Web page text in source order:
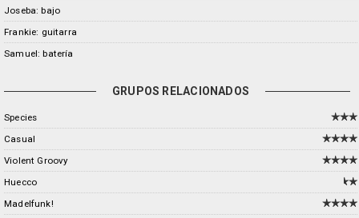
Joseba: bajo
Frankie: guitarra
Samuel: batería
GRUPOS RELACIONADOS
Species
Casual
Violent Groovy
Huecco
Madelfunk!